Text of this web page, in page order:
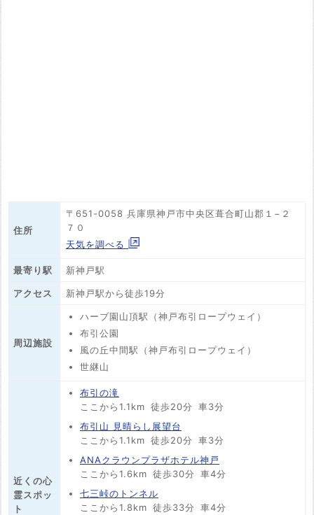
住所
〒651-0058 兵庫県神戸市中央区葺合町山郡１−２
７０
天気を調べる
最寄り駅 新神戸駅
アクセス 新神戸駅から徒歩19分
周辺施設
ハーブ園山頂駅（神戸布引ロープウェイ）
布引公園
風の丘中間駅（神戸布引ロープウェイ）
世継山
近くの心
霊スポッ
ト
布引の滝
ここから1.1km 徒歩20分
車3分
布引山 見晴らし展望台
ここから1.1km 徒歩20分
車3分
ANAクラウンプラザホテル神戸
ここから1.6km 徒歩30分
車4分
七三峠のトンネル
ここから1.8km 徒歩33分
車4分